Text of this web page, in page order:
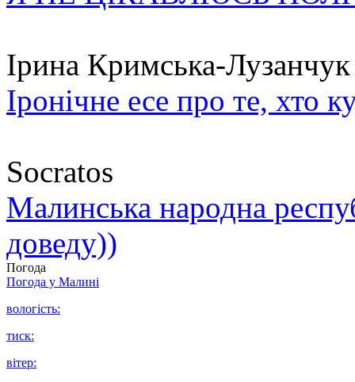
Ірина Кримська-Лузанчук
Іронічне есе про те, хто
Socratos
Малинська народна
доведу))
Погода
Погода у Малині
вологість:
тиск:
вітер: